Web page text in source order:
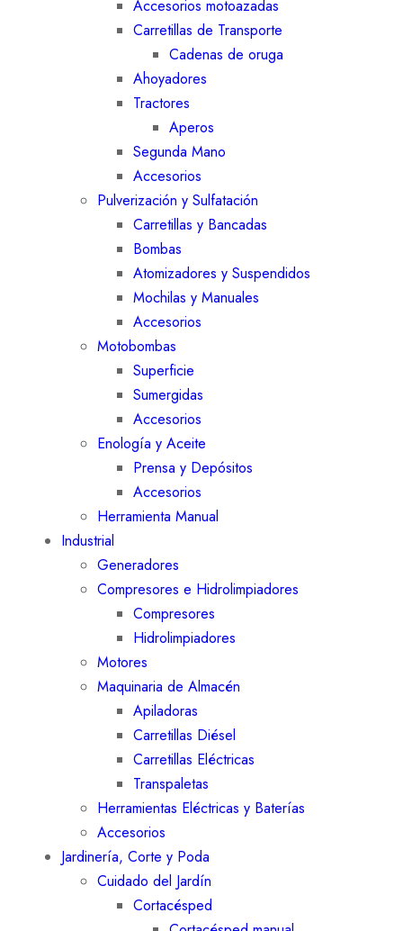
Accesorios motoazadas
Carretillas de Transporte
Cadenas de oruga
Ahoyadores
Tractores
Aperos
Segunda Mano
Accesorios
Pulverización y Sulfatación
Carretillas y Bancadas
Bombas
Atomizadores y Suspendidos
Mochilas y Manuales
Accesorios
Motobombas
Superficie
Sumergidas
Accesorios
Enología y Aceite
Prensa y Depósitos
Accesorios
Herramienta Manual
Industrial
Generadores
Compresores e Hidrolimpiadores
Compresores
Hidrolimpiadores
Motores
Maquinaria de Almacén
Apiladoras
Carretillas Diésel
Carretillas Eléctricas
Transpaletas
Herramientas Eléctricas y Baterías
Accesorios
Jardinería, Corte y Poda
Cuidado del Jardín
Cortacésped